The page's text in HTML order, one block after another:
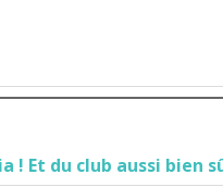
! Et du club aussi bien